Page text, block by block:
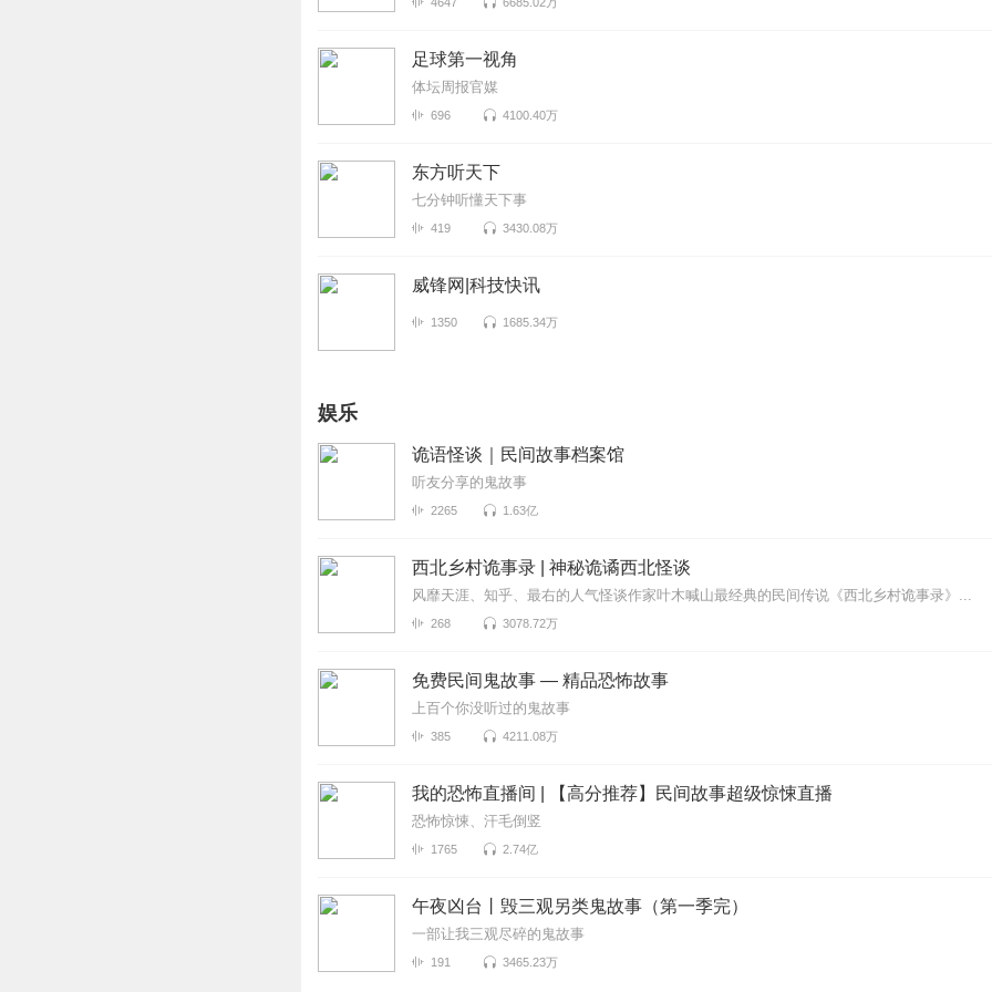
足球第一视角
体坛周报官媒
696 4100.40万
东方听天下
七分钟听懂天下事
419 3430.08万
威锋网|科技快讯
1350 1685.34万
娱乐
诡语怪谈｜民间故事档案馆
听友分享的鬼故事
2265 1.63亿
西北乡村诡事录 | 神秘诡谲西北怪谈
风靡天涯、知乎、最右的人气怪谈作家叶木喊山最经典的民间传说《西北乡村诡事录》...
268 3078.72万
免费民间鬼故事 — 精品恐怖故事
上百个你没听过的鬼故事
385 4211.08万
我的恐怖直播间 | 【高分推荐】民间故事超级惊悚直播
恐怖惊悚、汗毛倒竖
1765 2.74亿
午夜凶台丨毁三观另类鬼故事（第一季完）
一部让我三观尽碎的鬼故事
191 3465.23万